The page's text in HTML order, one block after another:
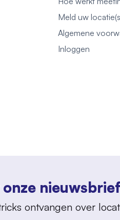
Meld uw
Algemene
Inloggen
nieuwsbrief
ontvangen over